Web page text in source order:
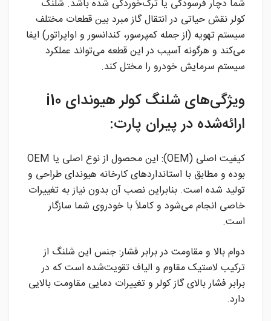
شما دچار فرسودگی یا ترک‌خوردگی شده باشد. شلنگ
کولر نقش حیاتی در انتقال گاز مبرد بین قطعات مختلف
سیستم تهویه (از جمله کمپرسور، کندانسور و اواپراتور) ایفا
می‌کند و هرگونه آسیب در این قطعه می‌تواند عملکرد
سیستم سرمایش خودرو را مختل کند.
ویژگی‌های شلنگ کولر هیوندای i10
ارائه‌شده در پیران پارت:
کیفیت اصلی (OEM): این محصول از نوع اصلی یا OEM
بوده و مطابق با استانداردهای کارخانه هیوندای طراحی و
تولید شده است. بنابراین نصب آن بدون نیاز به تغییرات
خاصی انجام می‌شود و کاملاً با خودروی شما سازگار
است.
دوام بالا و مقاومت در برابر فشار: جنس این شلنگ از
ترکیب لاستیک مقاوم و الیاف تقویت‌شده است که در
برابر فشار بالای گاز کولر و تغییرات دمایی مقاومت بالایی
دارد.